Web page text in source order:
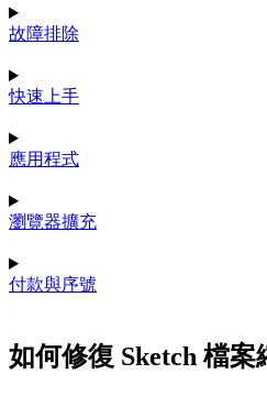
故障排除
快速上手
應用程式
瀏覽器擴充
付款與序號
如何修復 Sketch 檔